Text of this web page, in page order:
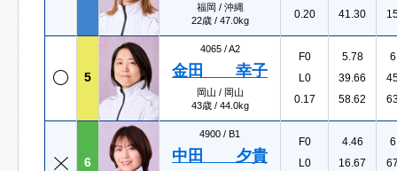
福岡 / 沖縄
22歳 / 47.0kg
0.20
41.30
5
4065 /A2
金田 幸子
岡山 / 岡山
43歳 / 44.0kg
F0
L0
0.17
5.78
39.66
58.62
6
4900 / B1
中田 夕貴
F0
L0
4.46
16.67